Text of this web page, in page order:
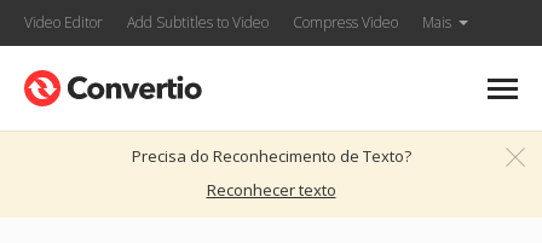
Video Editor Add Subtitles to Video Compress Video Mais
Precisa do Reconhecimento de Texto?
Reconhecer texto